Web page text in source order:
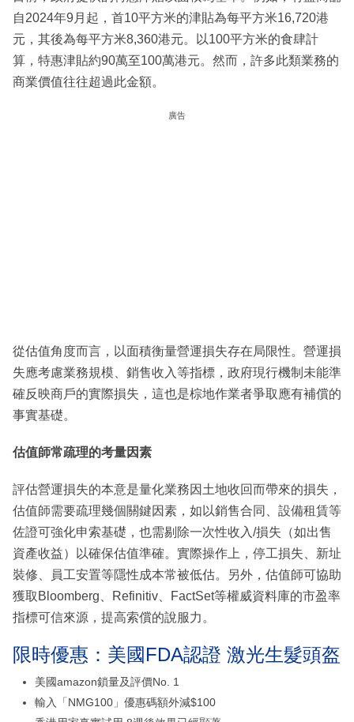
自2024年9月起，首10平方米的津貼為每平方米16,720港
元，其後為每平方米8,360港元。以100平方米的食肆計
算，特惠津貼約90萬至100萬港元。然而，許多此類業務的
商業價值往往超過此金額。
廣告
從估值角度而言，以面積衡量營運損失存在局限性。營運損
失應考慮業務規模、銷售收入等指標，政府現行機制未能準
確反映商戶的實際損失，這也是棕地作業者爭取應有補償的
事實基礎。
估值師常疏理的考量因素
評估營運損失的本意是量化業務因土地收回而帶來的損失，
估值師需要疏理幾個關鍵因素，如以銷售合同、設備租賃等
佐證可強化申索基礎，也需剔除一次性收入/損失（如出售
資產收益）以確保估值準確。實際操作上，停工損失、新址
裝修、員工安置等隱性成本常被低估。另外，估值師可協助
獲取Bloomberg、Refinitiv、FactSet等權威資料庫的市盈率
指標可信來源，提高索償的說服力。
限時優惠：美國FDA認證 激光生髮頭盔
美國amazon鎖量及評價No. 1
輸入「NMG100」優惠碼額外減$100